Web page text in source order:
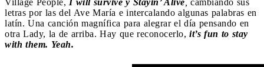
letras por las del Ave María e intercalando algunas palabras en
latín. Una canción magnífica para alegrar el día pensando en
otra Lady, la de arriba. Hay que reconocerlo, it’s fun to stay
with them. Yeah.